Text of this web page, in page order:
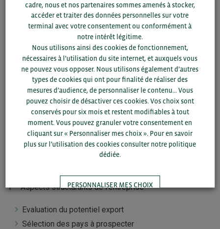
4 rue Claude
Bourgelat
Jeudi 27
novembre 2025
9h00-12h00
Lorient
BCI / CCI
Morbihan
21 quai des
Indes
Jacques
RENAULT
Sandrine
CORVEC
1 – Aspects structurants de l’entreprise
Evaluation du potentiel export
Sélection des pays à prospecter
cadre, nous et nos partenaires sommes amenés à stocker,
accéder et traiter des données personnelles sur votre
terminal avec votre consentement ou conformément à
notre intérêt légitime.
Nous utilisons ainsi des cookies de fonctionnement,
nécessaires à l’utilisation du site internet, et auxquels vous
ne pouvez vous opposer. Nous utilisons également d’autres
types de cookies qui ont pour finalité de réaliser des
mesures d’audience, de personnaliser le contenu... Vous
pouvez choisir de désactiver ces cookies. Vos choix sont
conservés pour six mois et restent modifiables à tout
moment. Vous pouvez granuler votre consentement en
cliquant sur « Personnaliser mes choix ». Pour en savoir
plus sur l’utilisation des cookies consulter notre politique
dédiée.
PERSONNALISER MES CHOIX
TOUT ACCEPTER